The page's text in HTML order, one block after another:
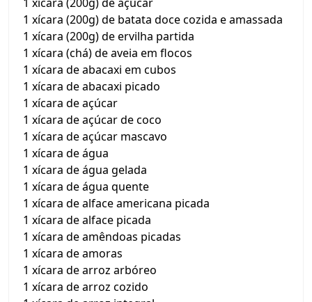
1 xícara (200g) de batata doce cozida e amassada
1 xícara (200g) de ervilha partida
1 xícara (chá) de aveia em flocos
1 xícara de abacaxi em cubos
1 xícara de abacaxi picado
1 xícara de açúcar
1 xícara de açúcar de coco
1 xícara de açúcar mascavo
1 xícara de água
1 xícara de água gelada
1 xícara de água quente
1 xícara de alface americana picada
1 xícara de alface picada
1 xícara de amêndoas picadas
1 xícara de amoras
1 xícara de arroz arbóreo
1 xícara de arroz cozido